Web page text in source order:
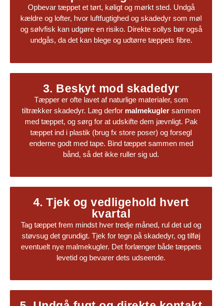
Opbevar tæppet et tørt, køligt og mørkt sted. Undgå
kældre og lofter, hvor luftfugtighed og skadedyr som møl
og sølvfisk kan udgøre en risiko. Direkte sollys bør også
undgås, da det kan blege og udtørre tæppets fibre.
3. Beskyt mod skadedyr
Tæpper er ofte lavet af naturlige materialer, som
tiltrækker skadedyr. Læg derfor malmekugler sammen
med tæppet, og sørg for at udskifte dem jævnligt. Pak
tæppet ind i plastik (brug fx store poser) og forsegl
enderne godt med tape. Bind tæppet sammen med
bånd, så det ikke ruller sig ud.
4. Tjek og vedligehold hvert
kvartal
Tag tæppet frem mindst hver tredje måned, rul det ud og
støvsug det grundigt. Tjek for tegn på skadedyr, og tilføj
eventuelt nye malmekugler. Det forlænger både tæppets
levetid og bevarer dets udseende.